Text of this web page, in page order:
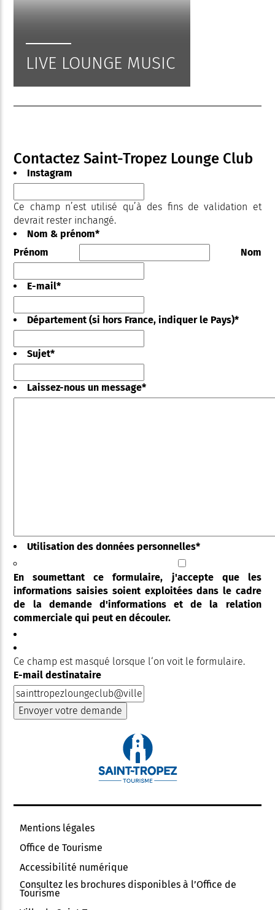
LIVE LOUNGE MUSIC
Contactez Saint-Tropez Lounge Club
Instagram
Ce champ n’est utilisé qu’à des fins de validation et
devrait rester inchangé.
Nom & prénom*
Prénom
Nom
E-mail*
Département (si hors France, indiquer le Pays)*
Sujet*
Laissez-nous un message*
Utilisation des données personnelles*
En soumettant ce formulaire, j'accepte que les
informations saisies soient exploitées dans le cadre
de la demande d'informations et de la relation
commerciale qui peut en découler.
Ce champ est masqué lorsque l‘on voit le formulaire.
E-mail destinataire
Mentions légales
Office de Tourisme
Accessibilité numérique
Consultez les brochures disponibles à l’Office de
Tourisme